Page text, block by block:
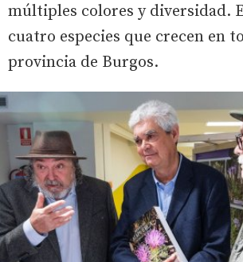
múltiples colores y diversidad.
cuatro especies que crecen en
provincia de Burgos.